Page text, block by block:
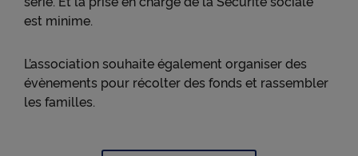
est minime.
L’association souhaite également organiser des
évènements pour récolter des fonds et rassembler
les familles.